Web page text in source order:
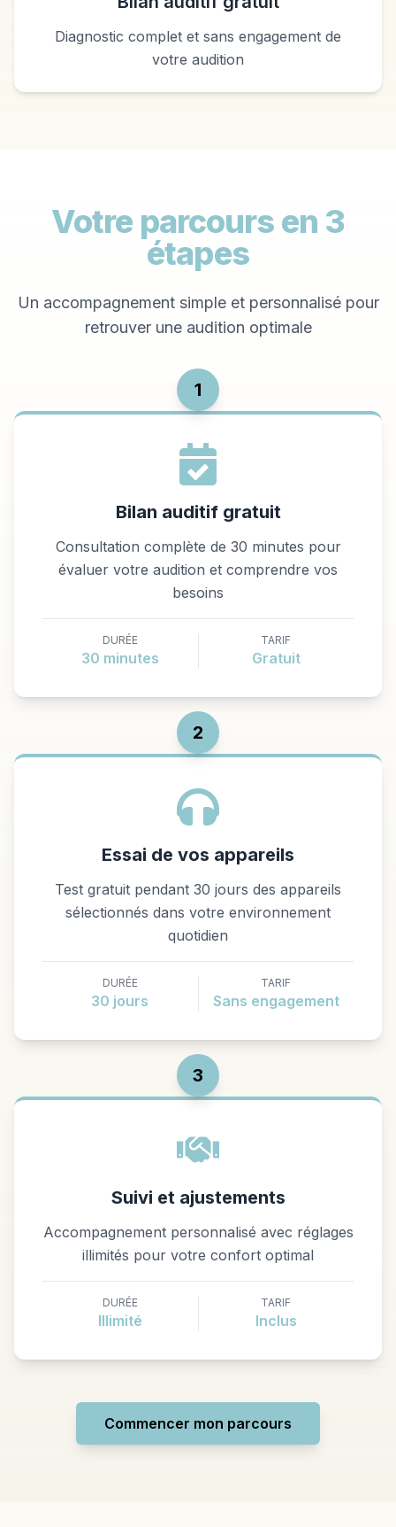
Diagnostic complet et sans engagement de
votre audition
Votre parcours en 3
étapes
Un accompagnement simple et personnalisé pour
retrouver une audition optimale
1
Bilan auditif gratuit
Consultation complète de 30 minutes pour
évaluer votre audition et comprendre vos
besoins
DURÉE
30 minutes
TARIF
Gratuit
2
Essai de vos appareils
Test gratuit pendant 30 jours des appareils
sélectionnés dans votre environnement
quotidien
DURÉE
30 jours
TARIF
Sans engagement
3
Suivi et ajustements
Accompagnement personnalisé avec réglages
illimités pour votre confort optimal
DURÉE
Illimité
TARIF
Inclus
Commencer mon parcours